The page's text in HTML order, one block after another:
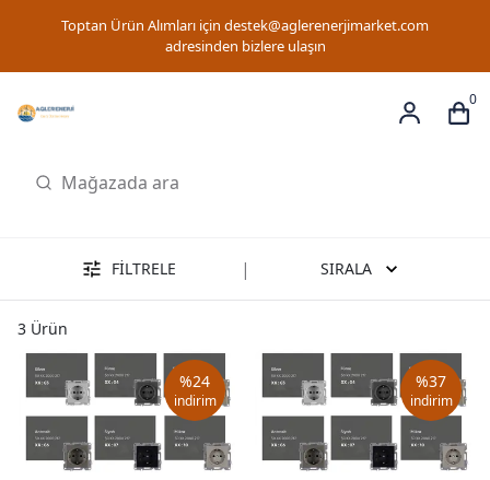
Toptan Ürün Alımları için destek@aglerenerjimarket.com
adresinden bizlere ulaşın
0
FİLTRELE | SIRALA
3 Ürün
%24
indirim
%37
indirim